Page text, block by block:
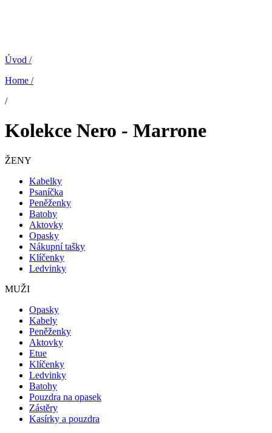
Úvod /
Home /
/
Kolekce Nero - Marrone
ŽENY
Kabelky
Psaníčka
Peněženky
Batohy
Aktovky
Opasky
Nákupní tašky
Klíčenky
Ledvinky
MUŽI
Opasky
Kabely
Peněženky
Aktovky
Etue
Klíčenky
Ledvinky
Batohy
Pouzdra na opasek
Zástěry
Kasírky a pouzdra